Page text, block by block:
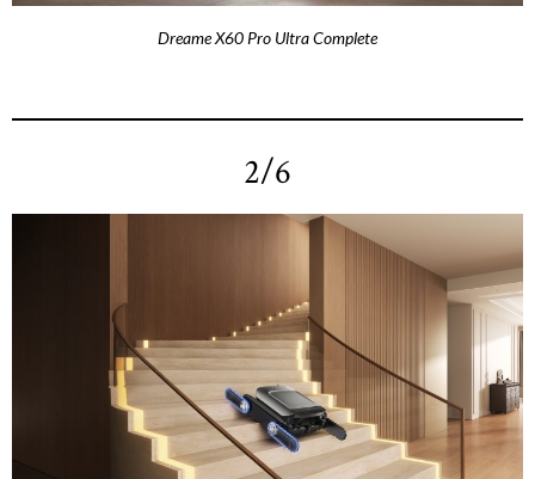
Dreame X60 Pro Ultra Complete
2/6